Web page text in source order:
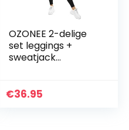
OZONEE 2-delige
set leggings +
sweatjack
joggingpak
€36.95